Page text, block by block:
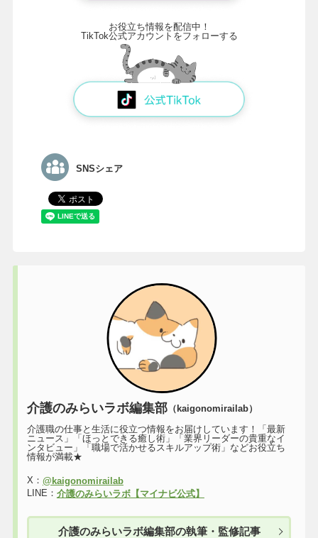
お役立ち情報を配信中！
TikTok公式アカウントをフォローする
SNSシェア
介護のみらいラボ編集部（kaigonomirailab）
介護職の仕事と生活に役立つ情報をお届けしています！「最新
ニュース」「ほっとできる癒し術」「業界リーダーの貴重なイ
ンタビュー」「職場で活かせるスキルアップ術」などお役立ち
情報が満載★
X： @kaigonomirailab
LINE： 介護のみらいラボ【マイナビ公式】
介護のみらいラボ編集部の執筆・監修記事